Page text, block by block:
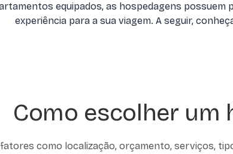
equipados, as hospedagens
experiência para a sua viagem. A seguir,
Como escolher um
como localização, orçamento, serviços,